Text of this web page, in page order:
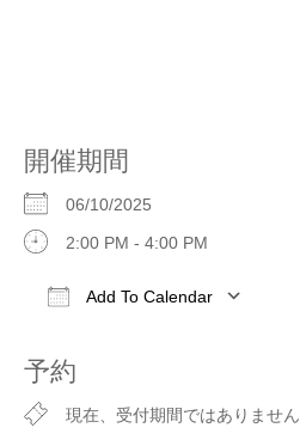
開催期間
06/10/2025
2:00 PM - 4:00 PM
Add To Calendar
予約
現在、受付期間ではありません